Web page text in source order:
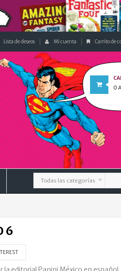
Lista de deseos Mi cuenta Carrito de
0
6